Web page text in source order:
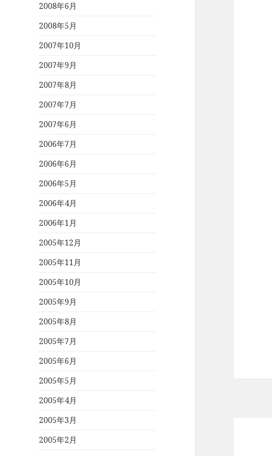
2008年6月
2008年5月
2007年10月
2007年9月
2007年8月
2007年7月
2007年6月
2006年7月
2006年6月
2006年5月
2006年4月
2006年1月
2005年12月
2005年11月
2005年10月
2005年9月
2005年8月
2005年7月
2005年6月
2005年5月
2005年4月
2005年3月
2005年2月